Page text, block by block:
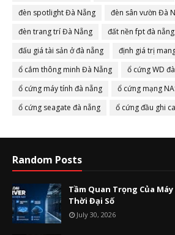
đèn spotlight Đà Nẵng
đèn sân vườn Đà
đèn trang trí Đà Nẵng
đất nền fpt đà nẵng
đấu giá tài sản ở đà nẵng
định giá trị
ổ cắm thông minh Đà Nẵng
ổ cứng WD
ổ cứng máy tính đà nẵng
ổ cứng mạng
ổ cứng seagate đà nẵng
ổ cứng đầu ghi
Random Posts
Tầm Quan Trọng Của
Thời Đại Số
July 30, 2026